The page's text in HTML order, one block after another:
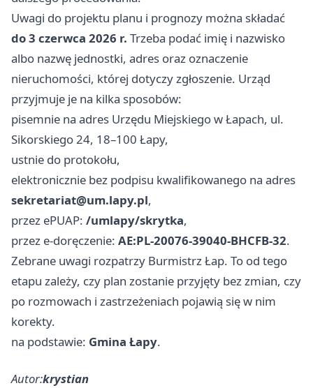
Uwagi do projektu planu i prognozy można składać
do 3 czerwca 2026 r. Trzeba podać imię i nazwisko
albo nazwę jednostki, adres oraz oznaczenie
nieruchomości, której dotyczy zgłoszenie. Urząd
przyjmuje je na kilka sposobów:
pisemnie na adres Urzędu Miejskiego w Łapach, ul.
Sikorskiego 24, 18–100 Łapy,
ustnie do protokołu,
elektronicznie bez podpisu kwalifikowanego na adres
sekretariat@um.lapy.pl,
przez ePUAP: /umlapy/skrytka,
przez e-doręczenie: AE:PL-20076-39040-BHCFB-32.
Zebrane uwagi rozpatrzy Burmistrz Łap. To od tego
etapu zależy, czy plan zostanie przyjęty bez zmian, czy
po rozmowach i zastrzeżeniach pojawią się w nim
korekty.
na podstawie: Gmina Łapy.
Autor:krystian